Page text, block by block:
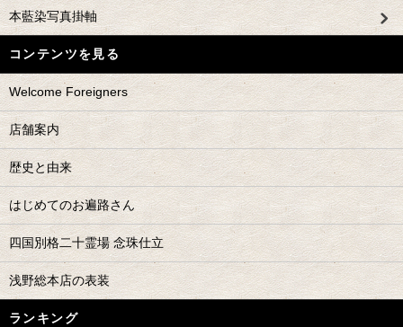
本藍染写真掛軸
コンテンツを見る
Welcome Foreigners
店舗案内
歴史と由来
はじめてのお遍路さん
四国別格二十霊場 念珠仕立
浅野総本店の表装
ランキング